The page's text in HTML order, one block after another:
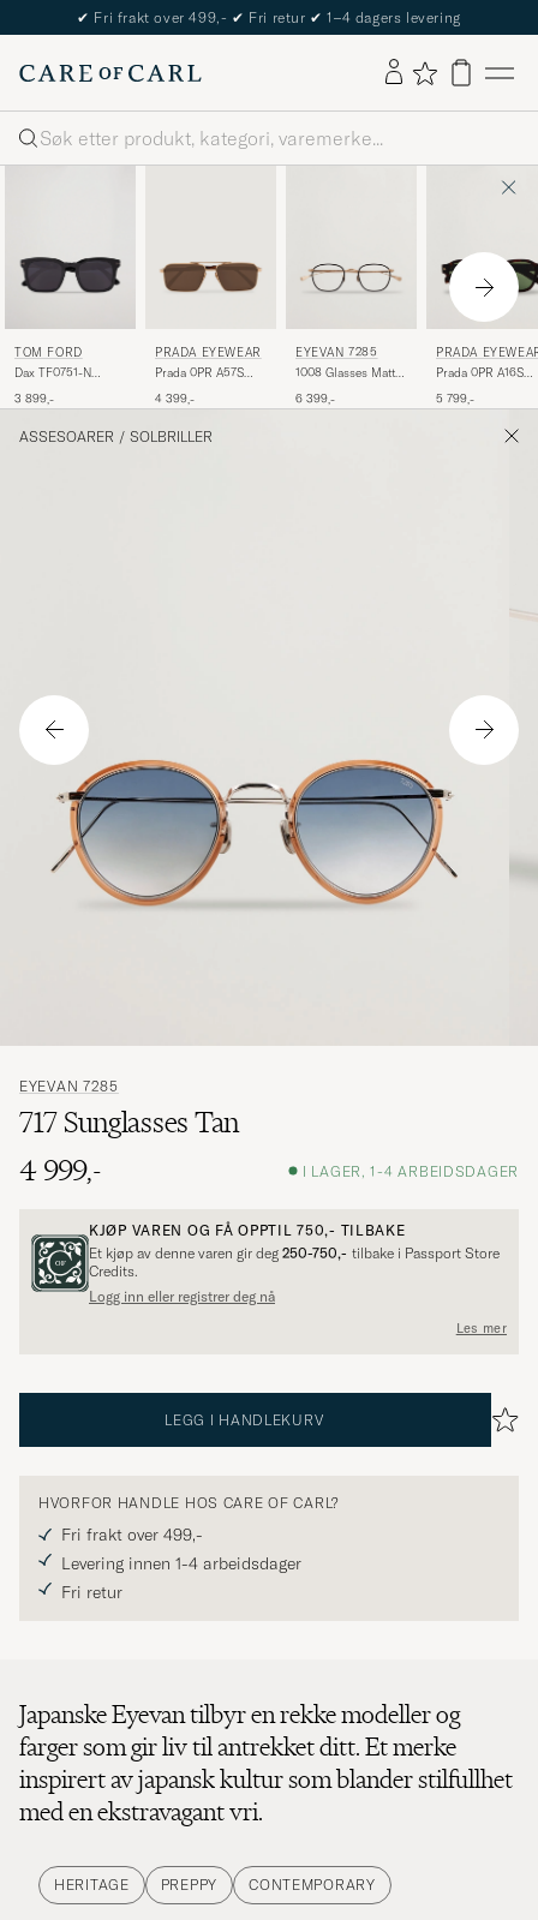
✔ Fri frakt over 499,- ✔ Fri retur ✔ 1–4 dagers levering
Søk
TOM FORD
Dax TF0751-N
3 899,-
PRADA EYEWEAR
Prada 0PR A57S
Gold
4 399,-
EYEVAN 7285
1008 Glasses Matte
6 399,-
PRADA
Prada 0PR A16S
Tortoise
5 799,-
ASSESOARER / SOLBRILLER
EYEVAN 7285
717 Sunglasses Tan
4 999,-
I LAGER, 1-4 ARBEIDSDAGER
KJØP VAREN OG FÅ OPPTIL750,- TILBAKE
Et kjøp av denne varen gir deg 250-750,- tilbake i Passport Store
Credits.
Logg inn eller registrer deg nå
Les mer
LEGG I HANDLEKURV
HVORFOR HANDLE HOS CARE OF CARL?
Fri frakt over 499,-
Levering innen 1-4 arbeidsdager
Fri retur
Japanske Eyevan tilbyr en rekke modeller og
farger som gir liv til antrekket ditt. Et merke
inspirert av japansk kultur som blander stilfullhet
med en ekstravagant vri.
HERITAGE PREPPY CONTEMPORARY